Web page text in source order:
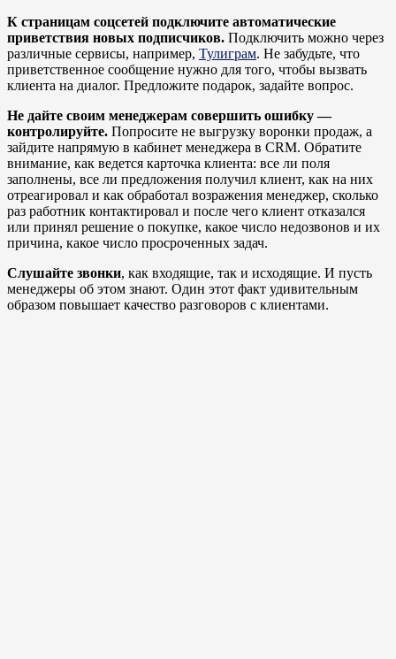
К страницам соцсетей подключите автоматические
приветствия новых подписчиков. Подключить можно через
различные сервисы, например, Тулиграм. Не забудьте, что
приветственное сообщение нужно для того, чтобы вызвать
клиента на диалог. Предложите подарок, задайте вопрос.
Не дайте своим менеджерам совершить ошибку —
контролируйте. Попросите не выгрузку воронки продаж, а
зайдите напрямую в кабинет менеджера в CRM. Обратите
внимание, как ведется карточка клиента: все ли поля
заполнены, все ли предложения получил клиент, как на них
отреагировал и как обработал возражения менеджер, сколько
раз работник контактировал и после чего клиент отказался
или принял решение о покупке, какое число недозвонов и их
причина, какое число просроченных задач.
Слушайте звонки, как входящие, так и исходящие. И пусть
менеджеры об этом знают. Один этот факт удивительным
образом повышает качество разговоров с клиентами.